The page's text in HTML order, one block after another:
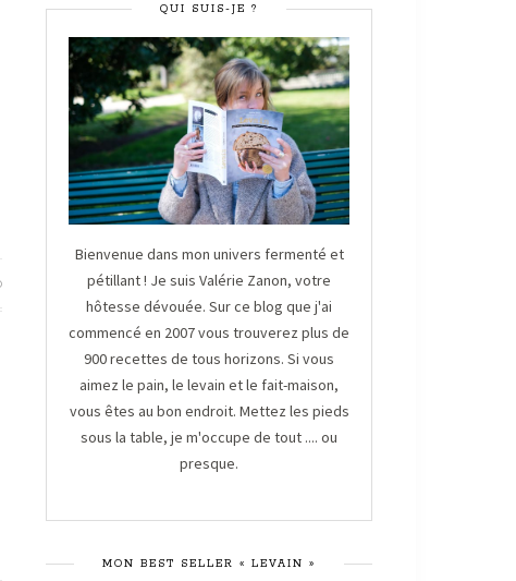
QUI SUIS-JE ?
Bienvenue dans mon univers fermenté et
pétillant ! Je suis Valérie Zanon, votre
hôtesse dévouée. Sur ce blog que j'ai
commencé en 2007 vous trouverez plus de
900 recettes de tous horizons. Si vous
aimez le pain, le levain et le fait-maison,
vous êtes au bon endroit. Mettez les pieds
sous la table, je m'occupe de tout .... ou
presque.
MON BEST SELLER « LEVAIN »